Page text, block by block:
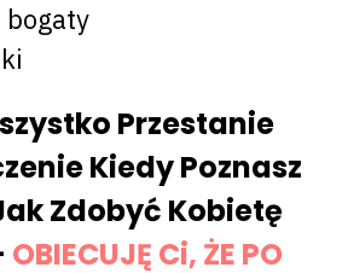
bogaty
Przestanie
Kiedy Poznasz
Zdobyć Kobietę
OBIECUJĘ Ci, ŻE PO